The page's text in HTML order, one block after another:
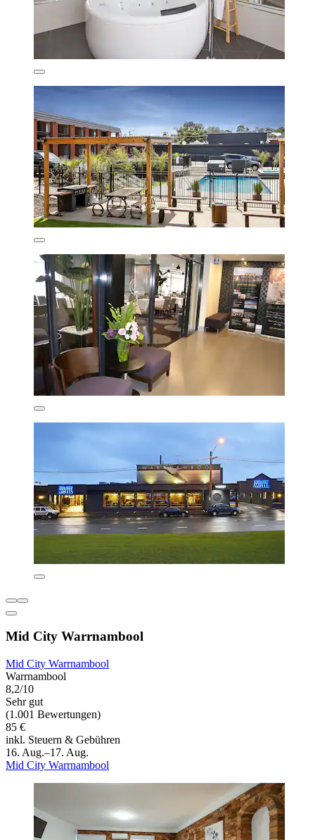
Mid City Warrnambool
Mid City Warrnambool
Warrnambool
8,2/10
Sehr gut
(1.001 Bewertungen)
85 €
inkl. Steuern & Gebühren
16. Aug.–17. Aug.
Mid City Warrnambool